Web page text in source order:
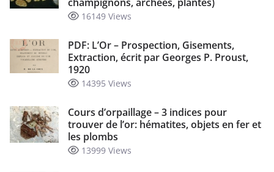
16149 Views
PDF: L’Or – Prospection, Gisements,
Extraction, écrit par Georges P. Proust,
1920
14395 Views
Cours d’orpaillage – 3 indices pour
trouver de l’or: hématites, objets en fer et
les plombs
13999 Views